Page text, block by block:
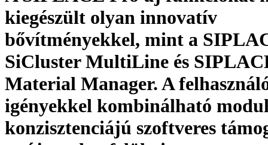
kiegészült olyan innovatív
bővítményekkel, mint a
SiCluster MultiLine és
Material Manager. A
igényekkel kombinálható
konzisztenciájú szoftveres